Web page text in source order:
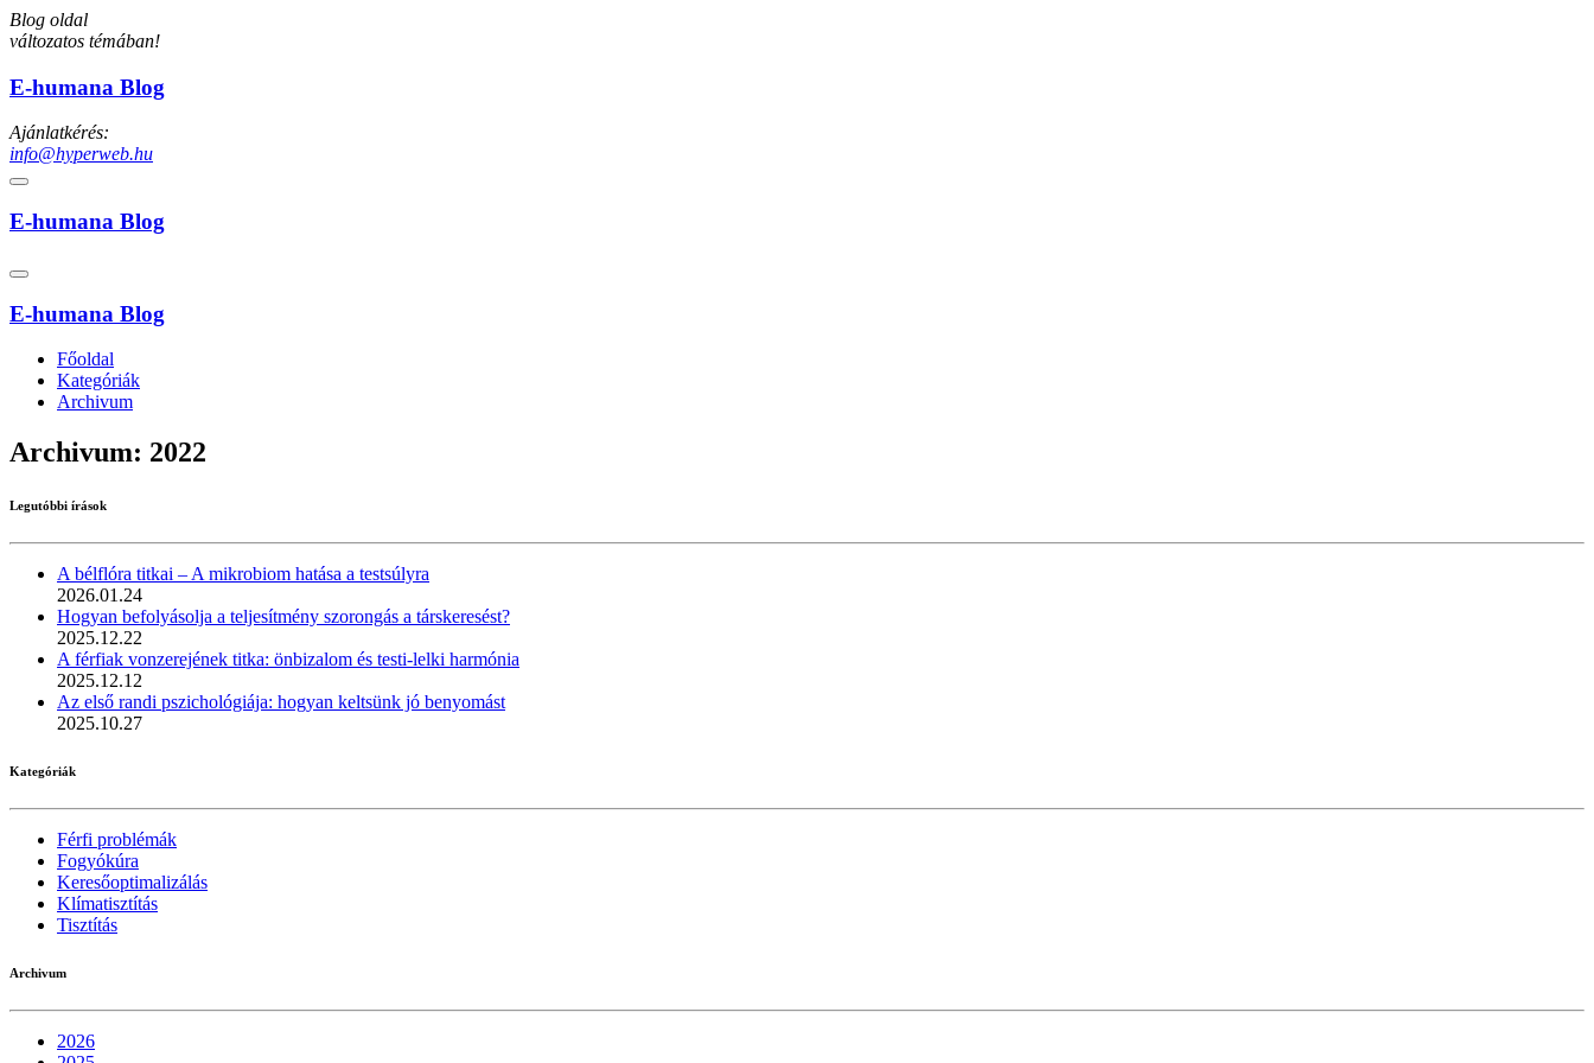
Blog oldal
változatos témában!
E-humana Blog
Ajánlatkérés:
info@hyperweb.hu
E-humana Blog
E-humana Blog
Főoldal
Kategóriák
Archivum
Archivum: 2022
Legutóbbi írások
A bélflóra titkai – A mikrobiom hatása a testsúlyra
2026.01.24
Hogyan befolyásolja a teljesítmény szorongás a társkeresést?
2025.12.22
A férfiak vonzerejének titka: önbizalom és testi-lelki harmónia
2025.12.12
Az első randi pszichológiája: hogyan keltsünk jó benyomást
2025.10.27
Kategóriák
Férfi problémák
Fogyókúra
Keresőoptimalizálás
Klímatisztítás
Tisztítás
Archivum
2026